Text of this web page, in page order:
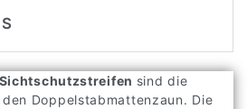
sind die
Doppelstabmattenzaun. Die